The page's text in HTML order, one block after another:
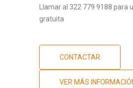
Llamar al 322 779 9188 para
gratuita
CONTACTAR
VER MÁS